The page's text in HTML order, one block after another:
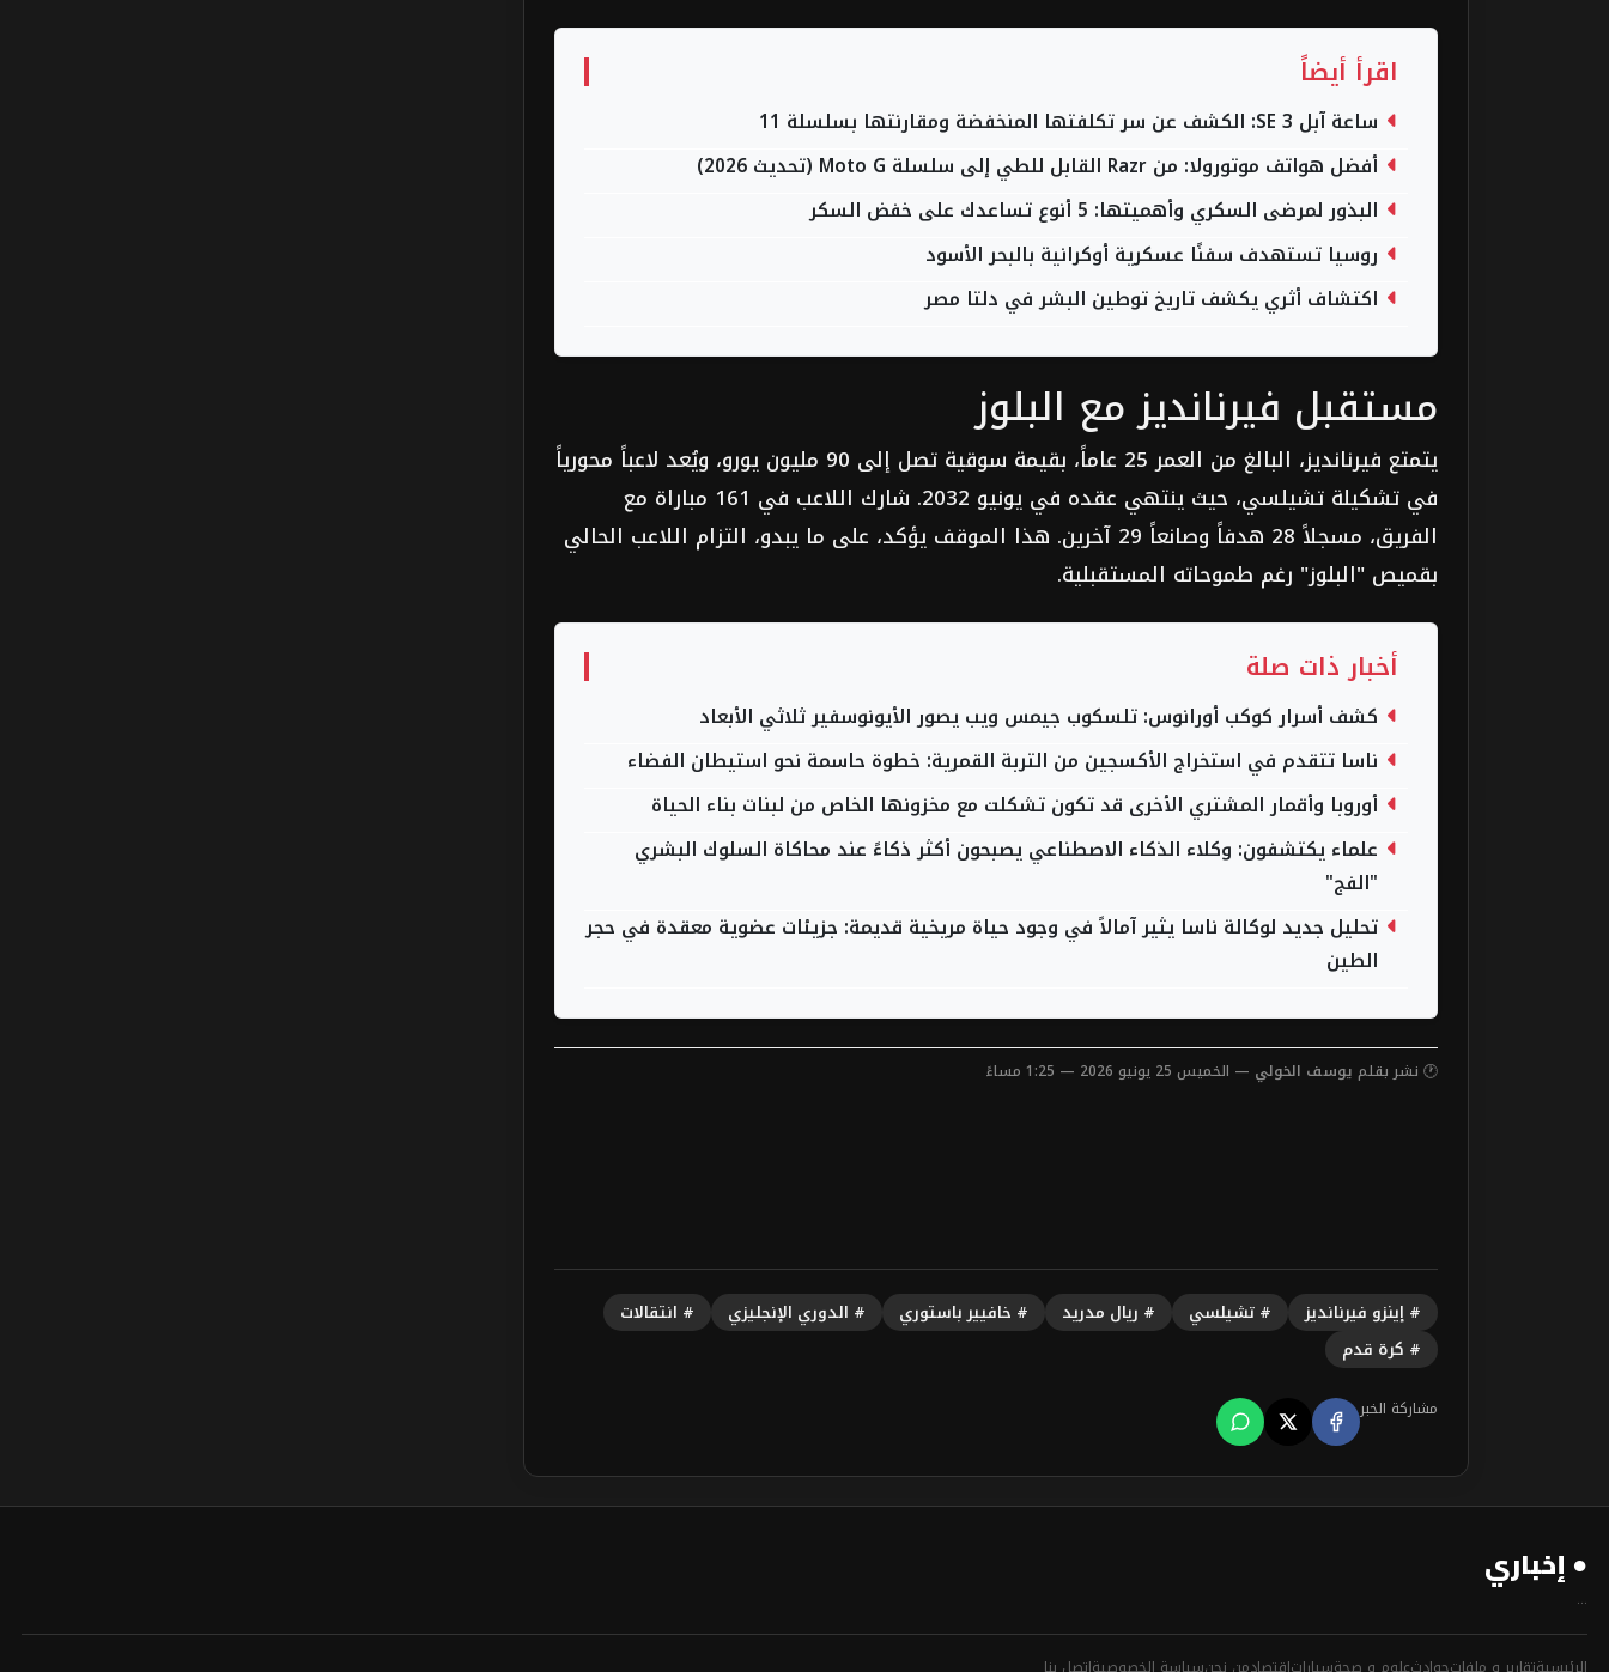
اقرأ أيضاً
ساعة آبل SE 3: الكشف عن سر تكلفتها المنخفضة ومقارنتها بسلسلة 11
أفضل هواتف موتورولا: من Razr القابل للطي إلى سلسلة Moto G (تحديث 2026)
البذور لمرضى السكري وأهميتها: 5 أنوع تساعدك على خفض السكر
روسيا تستهدف سفنًا عسكرية أوكرانية بالبحر الأسود
اكتشاف أثري يكشف تاريخ توطين البشر في دلتا مصر
مستقبل فيرنانديز مع البلوز
يتمتع فيرنانديز، البالغ من العمر 25 عاماً، بقيمة سوقية تصل إلى 90 مليون يورو، ويُعد لاعباً محورياً
في تشكيلة تشيلسي، حيث ينتهي عقده في يونيو 2032. شارك اللاعب في 161 مباراة مع
الفريق، مسجلاً 28 هدفاً وصانعاً 29 آخرين. هذا الموقف يؤكد، على ما يبدو، التزام اللاعب الحالي
بقميص "البلوز" رغم طموحاته المستقبلية.
أخبار ذات صلة
كشف أسرار كوكب أورانوس: تلسكوب جيمس ويب يصور الأيونوسفير ثلاثي الأبعاد
ناسا تتقدم في استخراج الأكسجين من التربة القمرية: خطوة حاسمة نحو استيطان الفضاء
أوروبا وأقمار المشتري الأخرى قد تكون تشكلت مع مخزونها الخاص من لبنات بناء الحياة
علماء يكتشفون: وكلاء الذكاء الاصطناعي يصبحون أكثر ذكاءً عند محاكاة السلوك البشري
"الفج"
تحليل جديد لوكالة ناسا يثير آمالاً في وجود حياة مريخية قديمة: جزيئات عضوية معقدة في حجر
الطين
🕐 نشر بقلم يوسف الخولي — الخميس 25 يونيو 2026 — 1:25 مساءً
# إينزو فيرنانديز # تشيلسي # ريال مدريد # خافيير باستوري # الدوري الإنجليزي
# انتقالات
# كرة قدم
مشاركة الخبر
● إخباري
...